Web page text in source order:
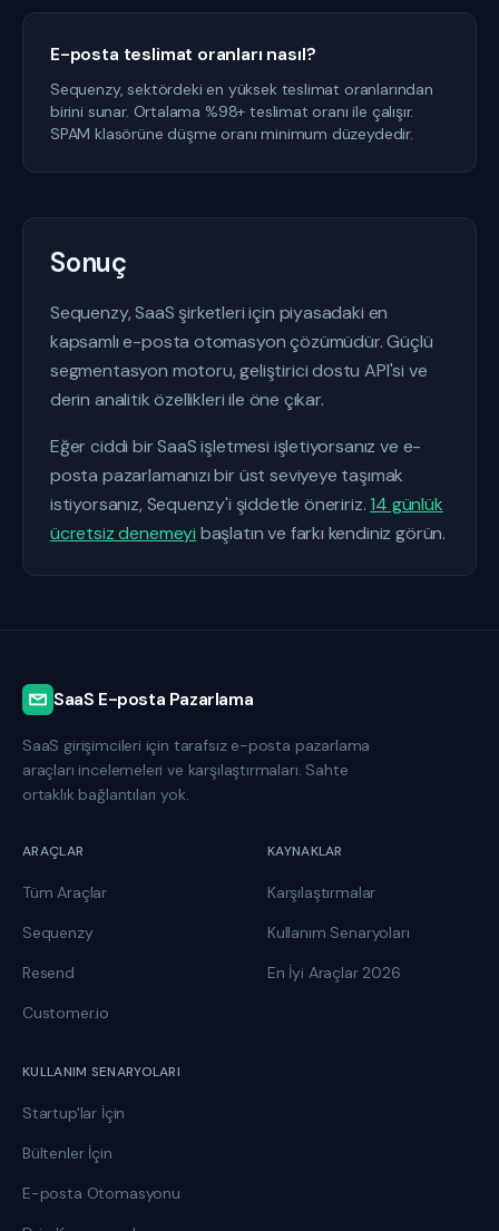
E-posta teslimat oranları nasıl?
Sequenzy, sektördeki en yüksek teslimat oranlarından
birini sunar. Ortalama %98+ teslimat oranı ile çalışır.
SPAM klasörüne düşme oranı minimum düzeydedir.
Sonuç
Sequenzy, SaaS şirketleri için piyasadaki en
kapsamlı e-posta otomasyon çözümüdür. Güçlü
segmentasyon motoru, geliştirici dostu API'si ve
derin analitik özellikleri ile öne çıkar.
Eğer ciddi bir SaaS işletmesi işletiyorsanız ve e-
posta pazarlamanızı bir üst seviyeye taşımak
istiyorsanız, Sequenzy'i şiddetle öneririz.14 günlük
ücretsiz denemeyi başlatın ve farkı kendiniz görün.
SaaS E-posta Pazarlama
SaaS girişimcileri için tarafsız e-posta pazarlama
araçları incelemeleri ve karşılaştırmaları. Sahte
ortaklık bağlantıları yok.
ARAÇLAR
Tüm Araçlar
Sequenzy
Resend
Customer.io
KAYNAKLAR
Karşılaştırmalar
Kullanım Senaryoları
En İyi Araçlar 2026
KULLANIM SENARYOLARI
Startup'lar İçin
Bültenler İçin
E-posta Otomasyonu